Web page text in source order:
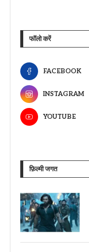
फॉलो करें
FACEBOOK
INSTAGRAM
YOUTUBE
फ़िल्मी जगत